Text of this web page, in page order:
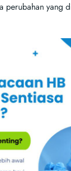
perubahan yang